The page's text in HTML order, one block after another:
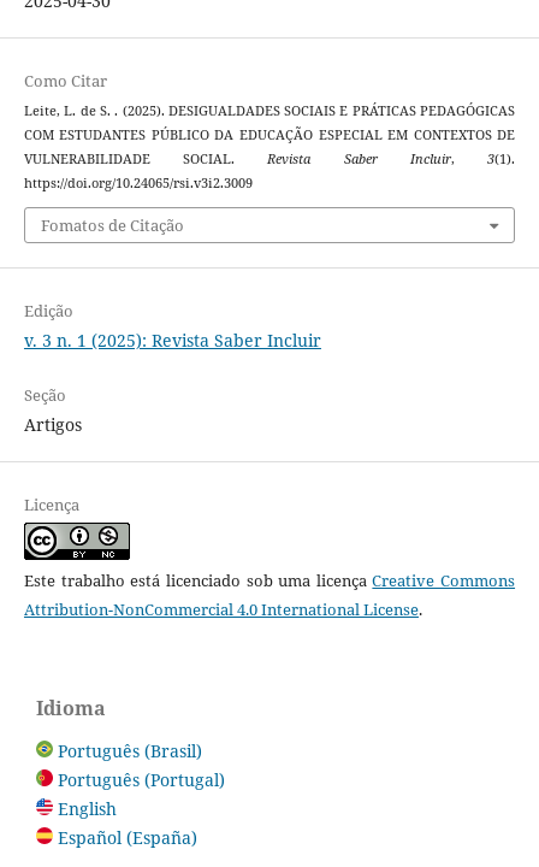
Como Citar
Leite, L. de S. . (2025). DESIGUALDADES SOCIAIS E PRÁTICAS PEDAGÓGICAS
COM ESTUDANTES PÚBLICO DA EDUCAÇÃO ESPECIAL EM CONTEXTOS DE
VULNERABILIDADE SOCIAL.Revista Saber Incluir,3(1).
https://doi.org/10.24065/rsi.v3i2.3009
Fomatos de Citação
Edição
v. 3 n. 1 (2025): Revista Saber Incluir
Seção
Artigos
Licença
Este trabalho está licenciado sob uma licençaCreative Commons
Attribution-NonCommercial 4.0 International License.
Idioma
Português (Brasil)
Português (Portugal)
English
Español (España)